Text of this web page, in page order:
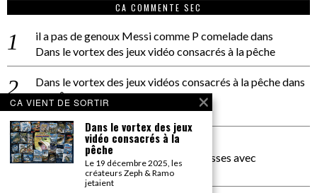
CA COMMENTE SEC
il a pas de genoux Messi comme P comeladedans
Dans le vortex des jeux vidéo consacrés à la pêche
Dans le vortex des jeux vidéos consacrés à la pêchedans
PACÔME THIELLEMENT
La séance d’Hip Gnose
La Patrie
dans
On a parlé Dolce Vita et lutte des classes avec
Bernardino Femminielli
CA VIENT DE SORTIR
Dans le vortex des jeux
vidéo consacrés à la
pêche
Le 19 décembre 2025, les
créateurs Zeph & Ramo
jetaient